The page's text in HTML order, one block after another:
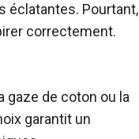
éclatantes. Pourtant,
correctement.
gaze de coton ou la
garantit un